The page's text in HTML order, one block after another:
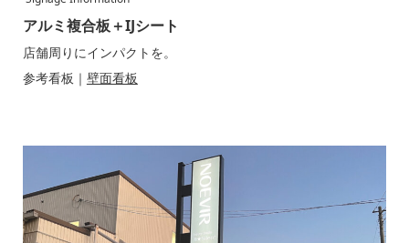
アルミ複合板＋IJシート
店舗周りにインパクトを。
参考看板｜ 壁面看板